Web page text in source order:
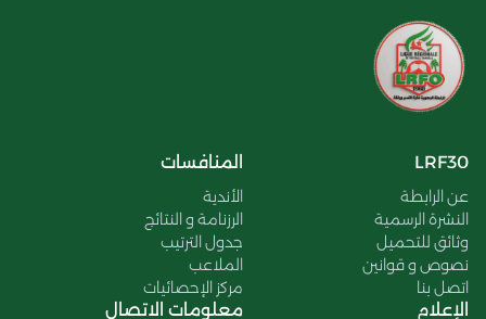
LRF30
عن الرابطة
النشرة الرسمية
وثائق للتحميل
نصوص و قوانين
اتصل بنا
المنافسات
الأندية
الرزنامة و النتائج
جدول الترتيب
الملاعب
مركز الإحصائيات
الإعلام معلومات الاتصال